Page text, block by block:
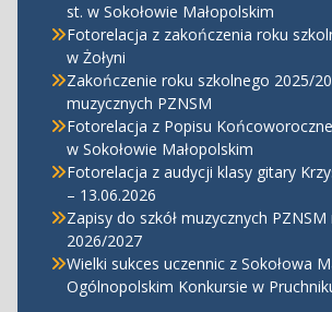
st. w Sokołowie Małopolskim
Fotorelacja z zakończenia roku
w Żołyni
Zakończenie roku szkolnego 2025/
muzycznych PZNSM
Fotorelacja z Popisu
w Sokołowie Małopolskim
Fotorelacja z audycji klasy gitary
– 13.06.2026
Zapisy do szkół muzycznych
2026/2027
Wielki sukces uczennic z Sokołowa
Ogólnopolskim Konkursie w